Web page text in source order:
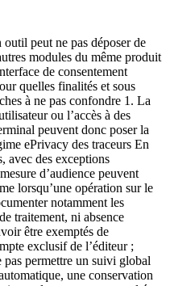
la CNIL recommande d’informer les utilisateurs de sa mise en œuvre, par exemple dans la politique de confidentialité. L’information doit expliquer, selon le contexte :la finalité ; les données ou catégories pertinentes ; le fonctionnement général ; la durée ; le fournisseur ; les destinataires ; les droits et moyens de contact ; les transferts pertinents.« Nous utilisons une analytics respectueuse de la vie privée » est trop vague. 9. Tester le refus et le retrait Lorsqu’une partie de la stack repose sur le consentement :aucun traceur concerné ne doit partir avant le choix ; le refus doit être aussi simple que l’acceptation selon les règles applicables ; le retrait doit produire un effet ; le signal doit atteindre tous les tags concernés ; les nouvelles pages et composants doivent respecter le choix.Testez le comportement, pas seulement l’apparence de la CMP. 10. Faire valider le périmètre La décision finale appartient au responsable de traitement, accompagné si nécessaire par son DPO ou son conseil. Conservez l’analyse :pays concernés ; finalités ; inventaire ; critères examinés ; documentation fournisseur ; configuration ; tests ; risques résiduels ; date et responsables ; déclencheurs de révision.Une conclusion peut être différente entre un site corporate français, une application authentifiée et un ensemble de propriétés int